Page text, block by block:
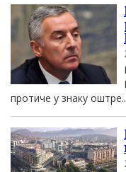
протиче у знаку